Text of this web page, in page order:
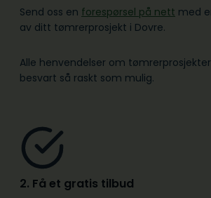
Send oss en forespørsel på nett med
av ditt tømrerprosjekt i Dovre.
Alle henvendelser om
besvart så raskt som mulig.
2. Få et gratis tilbud